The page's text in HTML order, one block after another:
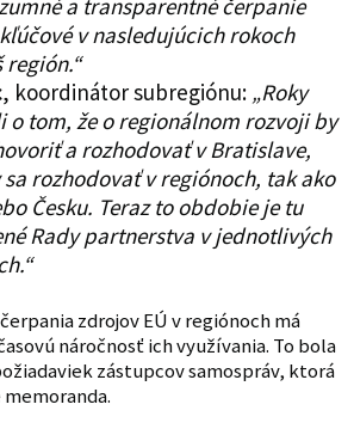
a transparentné čerpanie
v nasledujúcich rokoch
región.“
, koordinátor subregiónu: „Roky
o tom, že o regionálnom rozvoji by
a rozhodovať v Bratislave,
rozhodovať v regiónoch, tak ako
Česku. Teraz to obdobie je tu
Rady partnerstva v jednotlivých
zdrojov EÚ v regiónoch má
náročnosť ich využívania. To bola
zástupcov samospráv, ktorá